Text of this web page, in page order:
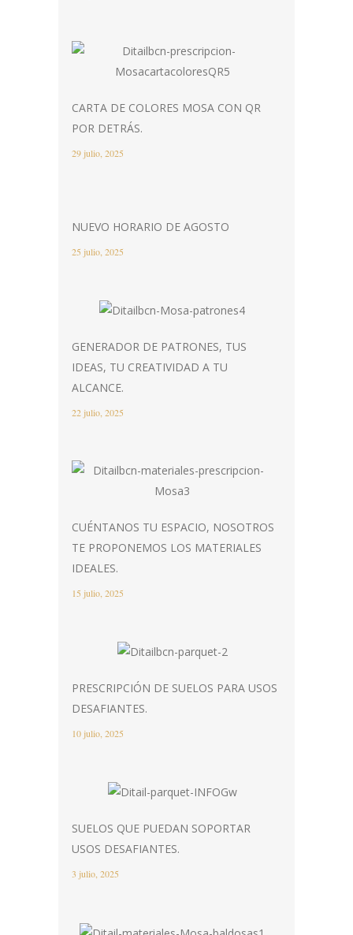
CARTA DE COLORES MOSA CON QR
POR DETRÁS.
29 julio, 2025
NUEVO HORARIO DE AGOSTO
25 julio, 2025
GENERADOR DE PATRONES, TUS
IDEAS, TU CREATIVIDAD A TU
ALCANCE.
22 julio, 2025
CUÉNTANOS TU ESPACIO, NOSOTROS
TE PROPONEMOS LOS MATERIALES
IDEALES.
15 julio, 2025
PRESCRIPCIÓN DE SUELOS PARA USOS
DESAFIANTES.
10 julio, 2025
SUELOS QUE PUEDAN SOPORTAR
USOS DESAFIANTES.
3 julio, 2025